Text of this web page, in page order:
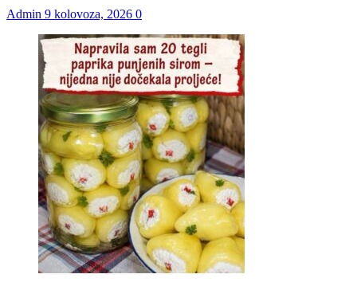
Admin 9 kolovoza, 2026 0